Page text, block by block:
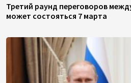
Третий раунд переговоров
может состояться 7 марта